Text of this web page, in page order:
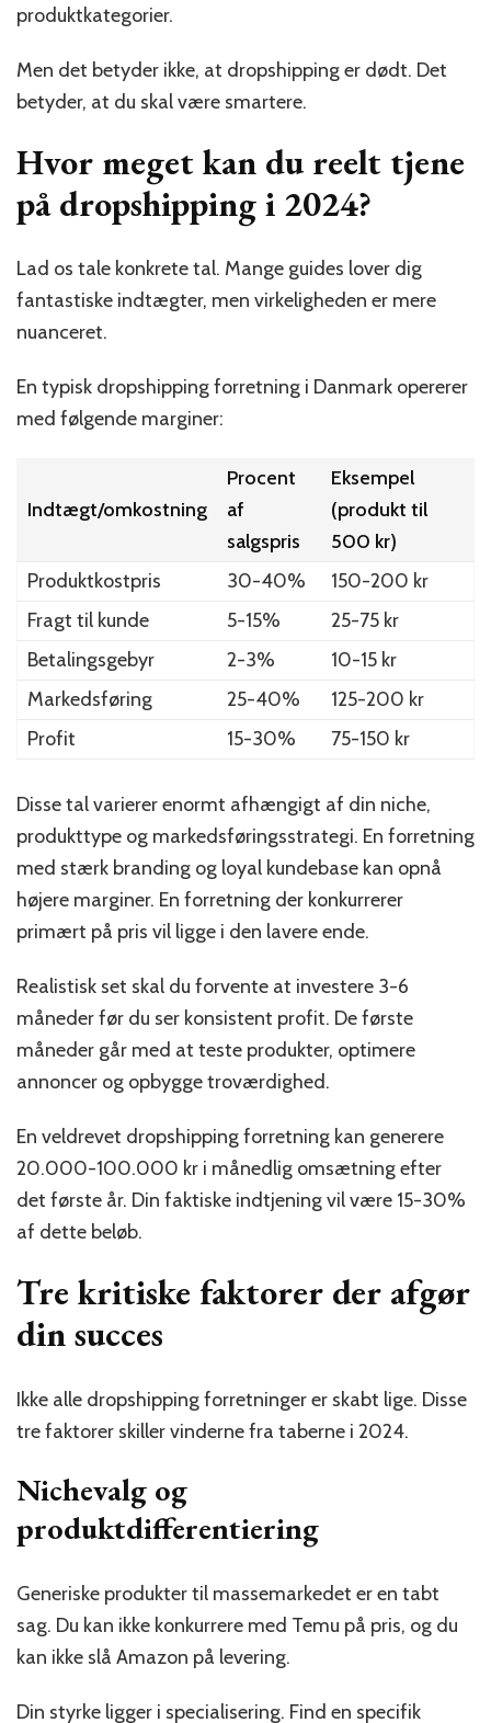
produktkategorier.
Men det betyder ikke, at dropshipping er dødt. Det
betyder, at du skal være smartere.
Hvor meget kan du reelt tjene
på dropshipping i 2024?
Lad os tale konkrete tal. Mange guides lover dig
fantastiske indtægter, men virkeligheden er mere
nuanceret.
En typisk dropshipping forretning i Danmark opererer
med følgende marginer:
Indtægt/omkostning
Procent
af
salgspris
Eksempel
(produkt til
500 kr)
Produktkostpris
30-40%
150-200 kr
Fragt til kunde
5-15%
25-75 kr
Betalingsgebyr
2-3%
10-15 kr
Markedsføring
25-40%
125-200 kr
Profit
15-30% 75-150 kr
Disse tal varierer enormt afhængigt af din niche,
produkttype og markedsføringsstrategi. En forretning
med stærk branding og loyal kundebase kan opnå
højere marginer. En forretning der konkurrerer
primært på pris vil ligge i den lavere ende.
Realistisk set skal du forvente at investere 3-6
måneder før du ser konsistent profit. De første
måneder går med at teste produkter, optimere
annoncer og opbygge troværdighed.
En veldrevet dropshipping forretning kan generere
20.000-100.000 kr i månedlig omsætning efter
det første år. Din faktiske indtjening vil være 15-30%
af dette beløb.
Tre kritiske faktorer der afgør
din succes
Ikke alle dropshipping forretninger er skabt lige. Disse
tre faktorer skiller vinderne fra taberne i 2024.
Nichevalg og
produktdifferentiering
Generiske produkter til massemarkedet er en tabt
sag. Du kan ikke konkurrere med Temu på pris, og du
kan ikke slå Amazon på levering.
Din styrke ligger i specialisering. Find en specifik